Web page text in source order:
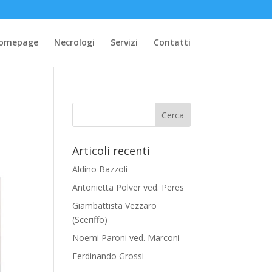
Necrologi Servizi Contatti
Articoli recenti
Aldino Bazzoli
Antonietta Polver ved. Peres
Giambattista Vezzaro
(Sceriffo)
Noemi Paroni ved. Marconi
Ferdinando Grossi